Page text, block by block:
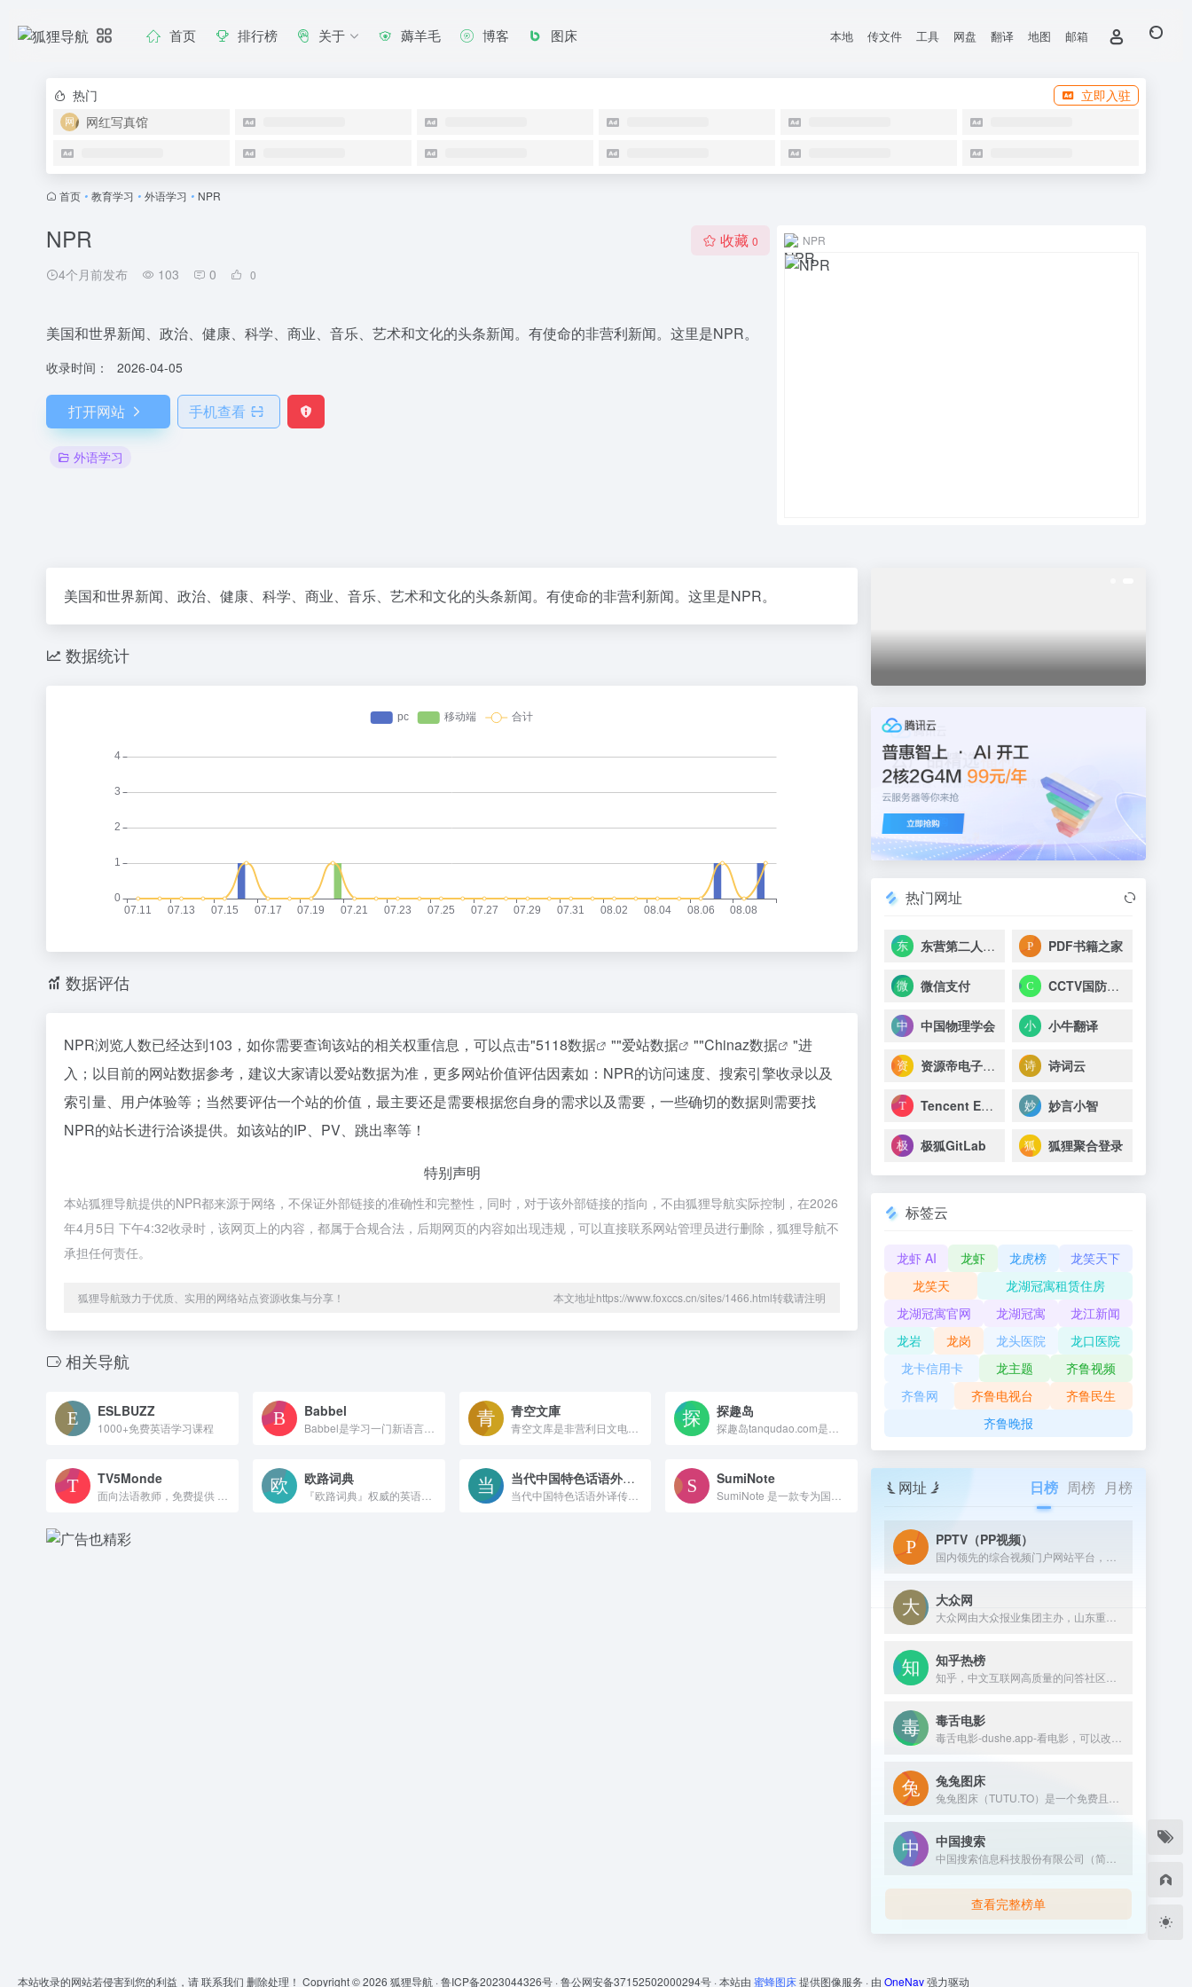
首页 排行榜 关于 薅羊毛 博客 图床 本地 传文件 工具 网盘 翻译 地图 邮箱
热门
立即入驻
网红写真馆
首页 • 教育学习 • 外语学习 • NPR
NPR
4个月前发布 103 0 0
收藏 0
美国和世界新闻、政治、健康、科学、商业、音乐、艺术和文化的头条新闻。有使命的非营利新闻。这里是NPR。
收录时间： 2026-04-05
打开网站 手机查看
外语学习
NPR
美国和世界新闻、政治、健康、科学、商业、音乐、艺术和文化的头条新闻。有使命的非营利新闻。这里是NPR。
数据统计
数据评估
NPR浏览人数已经达到103，如你需要查询该站的相关权重信息，可以点击"5118数据 ""爱站数据 ""Chinaz数据
"进
入；以目前的网站数据参考，建议大家请以爱站数据为准，更多网站价值评估因素如：NPR的访问速度、搜索引擎收录以及
索引量、用户体验等；当然要评估一个站的价值，最主要还是需要根据您自身的需求以及需要，一些确切的数据则需要找
NPR的站长进行洽谈提供。如该站的IP、PV、跳出率等！
特别声明
本站狐狸导航提供的NPR都来源于网络，不保证外部链接的准确性和完整性，同时，对于该外部链接的指向，不由狐狸导航实际控制，在2026
年4月5日 下午4:32收录时，该网页上的内容，都属于合规合法，后期网页的内容如出现违规，可以直接联系网站管理员进行删除，狐狸导航不
承担任何责任。
狐狸导航致力于优质、实用的网络站点资源收集与分享！ 本文地址https://www.foxccs.cn/sites/1466.html转载请注明
相关导航
ESLBUZZ
1000+免费英语学习课程
Babbel
Babbel是学习一门新语言的有效方法。我们的系统使用经过科学验证的方法来提高你的语法、词汇和发音。
青空文庫
青空文库是非营利日文电子图书馆，收录版权到期日系文学，含小说、诗歌、戏曲，提供文本免费阅览下载，支持假名分类检索。
探趣岛
TV5Monde 欧路词典
『欧路词典』权威的英语在线词典，特别针对Mac苹果系统优化，支持Mdx扩展词库，为您提供英语翻译、每日英语听力、英语入门听力发音、VOA听力、CNN听力、四六级等英语听力资源。
当代中国特色话语外译传播平台
当代中国特色话语外译传播平台
SumiNote
热门网址
东营第二人民医院 PDF书籍之家
微信支付 CCTV国防军事
中国物理学会 小牛翻译
资源帝电子书导航 诗词云
Tencent EdgeOne 妙言小智
极狐GitLab 狐狸聚合登录
标签云
龙虾 AI 龙虾 龙虎榜
龙笑天下
龙笑天
龙湖冠寓租赁住房
龙湖冠寓官网
龙湖冠寓
龙江新闻
龙岩
龙岗 龙头医院
龙口医院
龙卡信用卡
龙主题
齐鲁视频
齐鲁网
齐鲁电视台
齐鲁民生
齐鲁晚报
网址 日榜 周榜 月榜
PPTV（PP视频）
大众网
知乎热榜
毒舌电影
兔兔图床
中国搜索
查看完整榜单
本站收录的网站若侵害到您的利益，请联系我们 删除处理！ Copyright © 2026 狐狸导航 ·鲁ICP备2023044326号 ·鲁公网安备37152502000294号 ·本站由 蜜蜂图床提供图像服务 · 由 OneNav强力驱动